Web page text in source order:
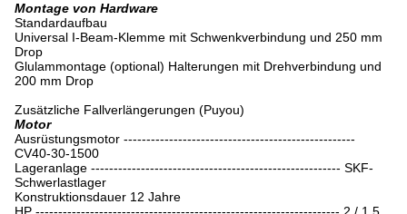
Montage von Hardware
Standardaufbau
Universal I-Beam-Klemme mit Schwenkverbindung und 250 mm
Drop
Glulammontage (optional) Halterungen mit Drehverbindung und
200 mm Drop
Zusätzliche Fallverlängerungen (Puyou)
Motor
Ausrüstungsmotor ---------------------------------------------------
CV40-30-1500
Lageranlage ------------------------------------------------------- SKF-
Schwerlastlager
Konstruktionsdauer 12 Jahre